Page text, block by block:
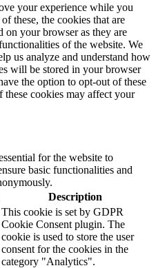
your experience while you
these, the cookies that are
on your browser as they are
of the website. We
us analyze and understand how
will be stored in your browser
the option to opt-out of these
cookies may affect your
for the website to
basic functionalities and
Description
This cookie is set by GDPR
Cookie Consent plugin. The
cookie is used to store the user
consent for the cookies in the
category "Analytics".